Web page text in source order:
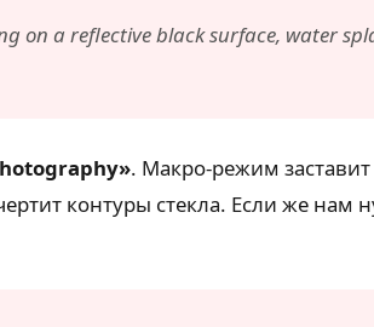
on a reflective black surface, water
. Макро-режим
контуры стекла. Если же нам